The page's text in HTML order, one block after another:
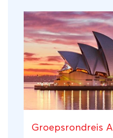
bekende
Benieuwd wat er
Australië reis te
verder!
Groepsrondreis